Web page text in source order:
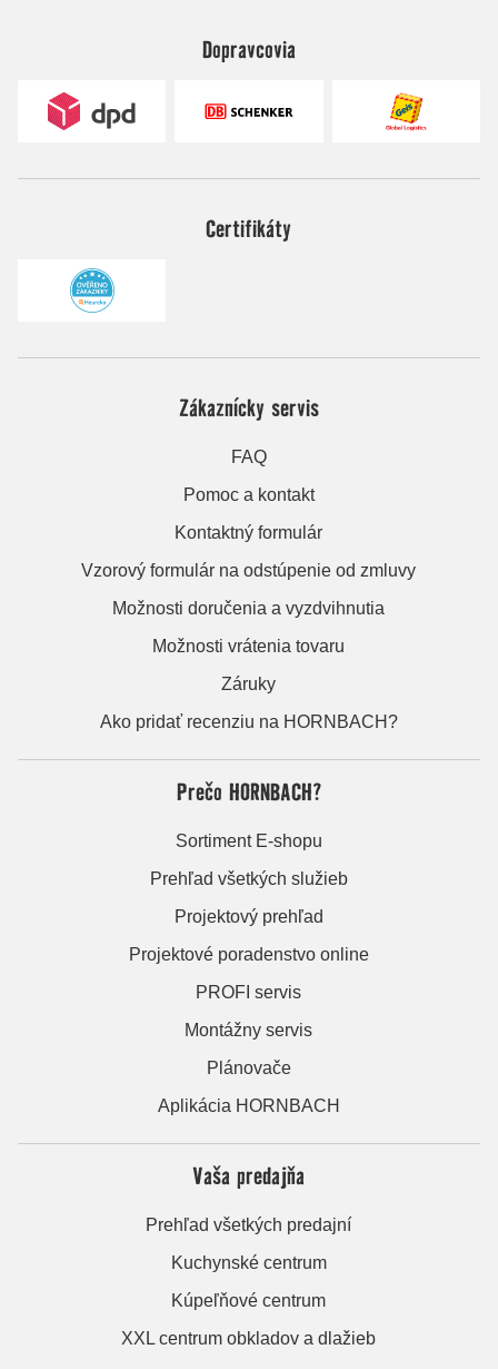
Dopravcovia
Certifikáty
Zákaznícky servis
FAQ
Pomoc a kontakt
Kontaktný formulár
Vzorový formulár na odstúpenie od zmluvy
Možnosti doručenia a vyzdvihnutia
Možnosti vrátenia tovaru
Záruky
Ako pridať recenziu na HORNBACH?
Prečo HORNBACH?
Sortiment E-shopu
Prehľad všetkých služieb
Projektový prehľad
Projektové poradenstvo online
PROFI servis
Montážny servis
Plánovače
Aplikácia HORNBACH
Vaša predajňa
Prehľad všetkých predajní
Kuchynské centrum
Kúpeľňové centrum
XXL centrum obkladov a dlažieb